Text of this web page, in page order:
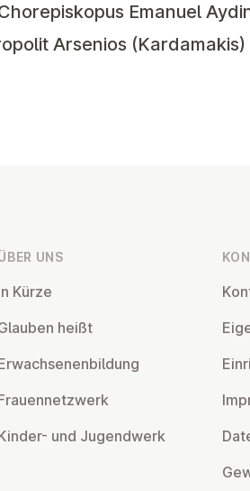
Emanuel
Arsenios
UNS
Kürze
heißt
und Ju­gend­werk